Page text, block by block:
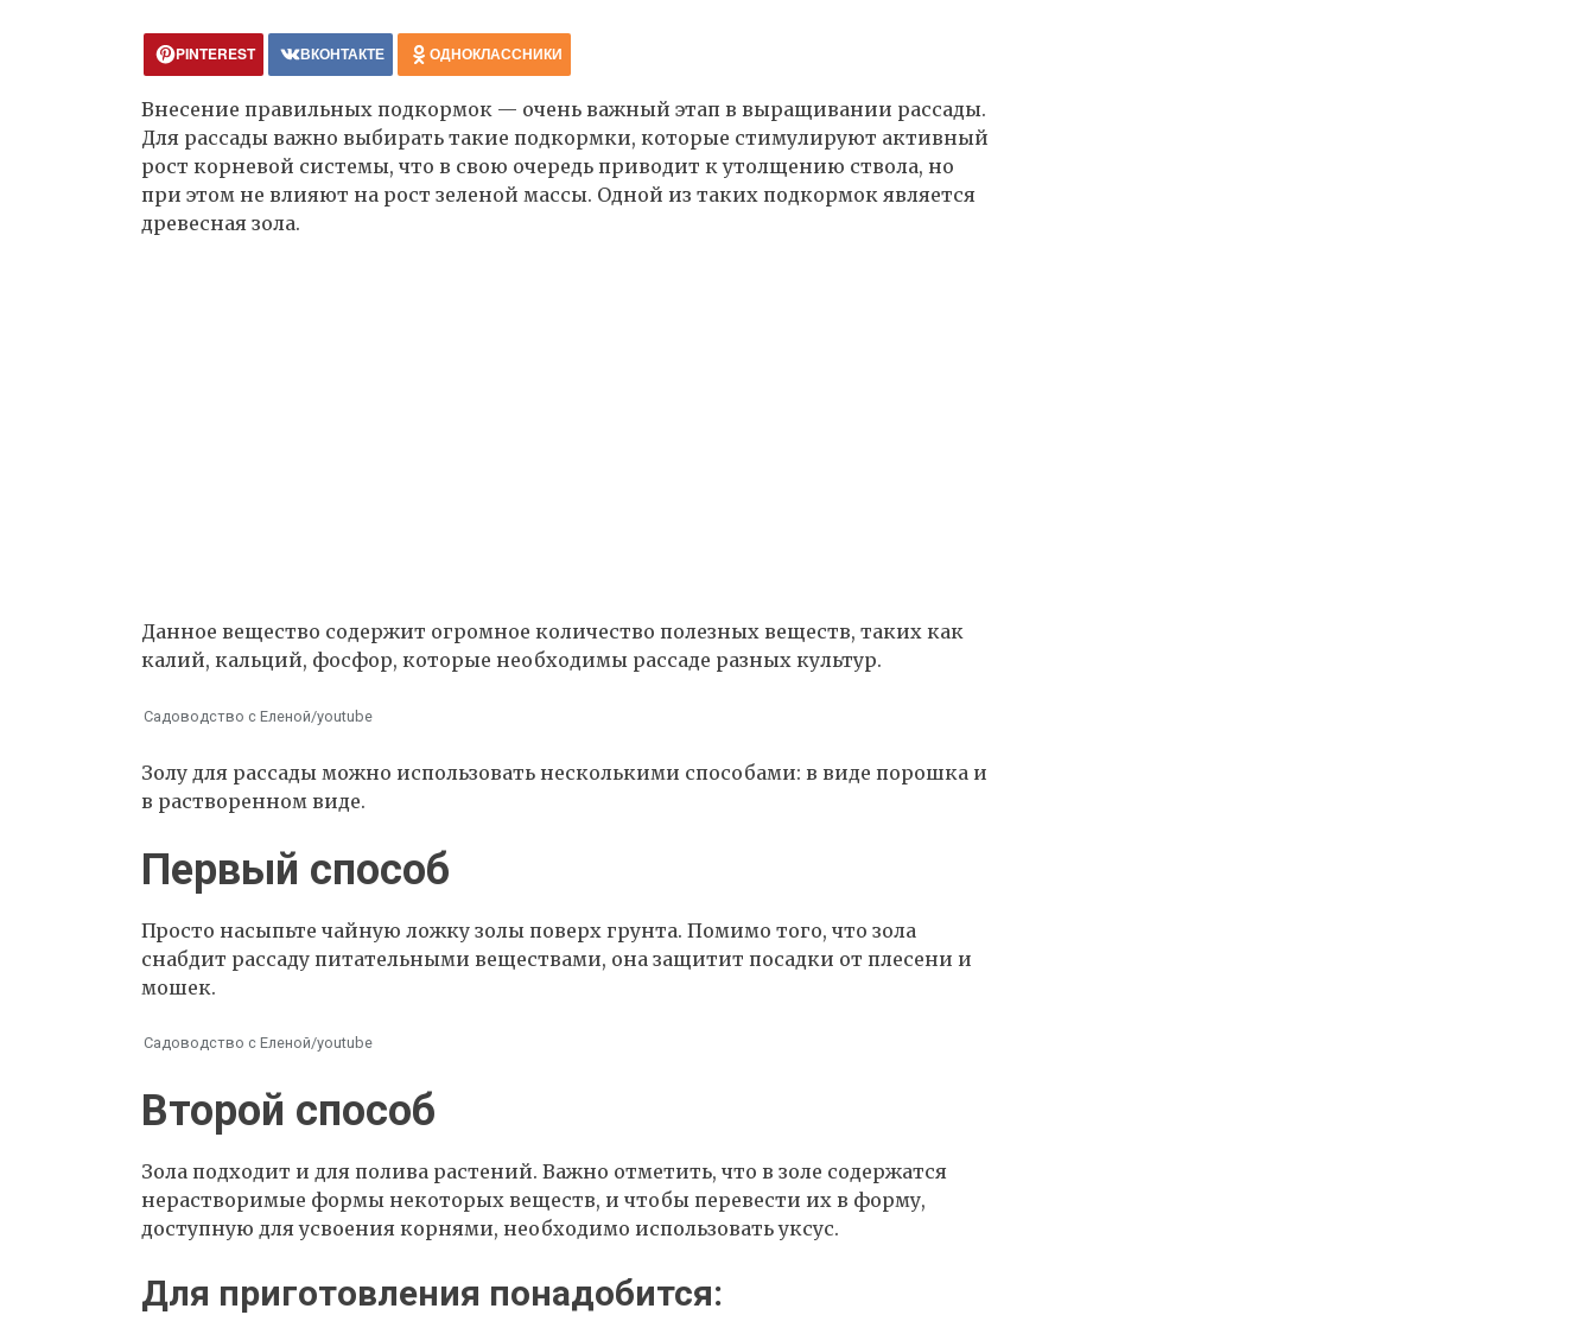
PINTEREST ВКОНТАКТЕ ОДНОКЛАССНИКИ
Внесение правильных подкормок — очень важный этап в выращивании рассады.
Для рассады важно выбирать такие подкормки, которые стимулируют активный
рост корневой системы, что в свою очередь приводит к утолщению ствола, но
при этом не влияют на рост зеленой массы. Одной из таких подкормок является
древесная зола.
Данное вещество содержит огромное количество полезных веществ, таких как
калий, кальций, фосфор, которые необходимы рассаде разных культур.
Садоводство с Еленой/youtube
Золу для рассады можно использовать несколькими способами: в виде порошка и
в растворенном виде.
Первый способ
Просто насыпьте чайную ложку золы поверх грунта. Помимо того, что зола
снабдит рассаду питательными веществами, она защитит посадки от плесени и
мошек.
Садоводство с Еленой/youtube
Второй способ
Зола подходит и для полива растений. Важно отметить, что в золе содержатся
нерастворимые формы некоторых веществ, и чтобы перевести их в форму,
доступную для усвоения корнями, необходимо использовать уксус.
Для приготовления понадобится: